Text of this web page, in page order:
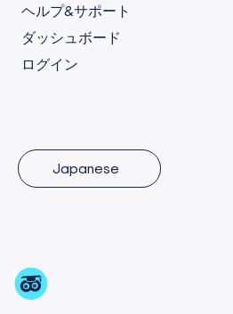
ヘルプ&サポート
ダッシュボード
ログイン
Japanese